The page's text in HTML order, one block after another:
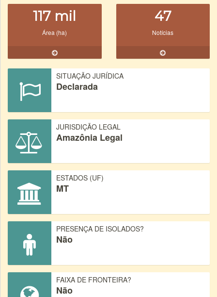
117 mil
Área (ha)
47
Notícias
SITUAÇÃO JURÍDICA
Declarada
JURISDIÇÃO LEGAL
Amazônia Legal
ESTADOS (UF)
MT
PRESENÇA DE ISOLADOS?
Não
FAIXA DE FRONTEIRA?
Não